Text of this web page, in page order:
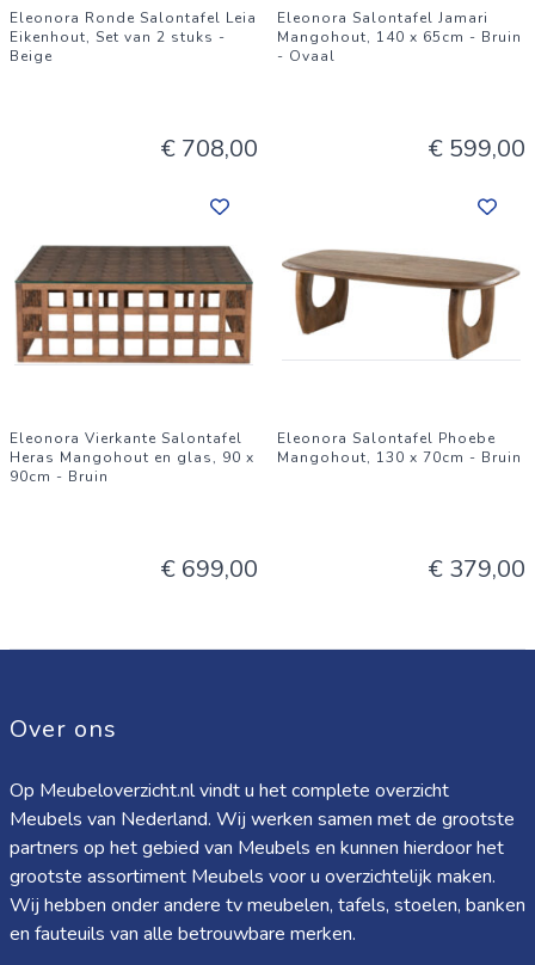
Eleonora Ronde Salontafel Leia
Eikenhout, Set van 2 stuks -
Beige
€ 708,00
Eleonora Salontafel Jamari
Mangohout, 140 x 65cm - Bruin
- Ovaal
€ 599,00
Eleonora Vierkante Salontafel
Heras Mangohout en glas, 90 x
90cm - Bruin
€ 699,00
Eleonora Salontafel Phoebe
Mangohout, 130 x 70cm - Bruin
€ 379,00
Over ons
Op Meubeloverzicht.nl vindt u het complete overzicht
Meubels van Nederland. Wij werken samen met de grootste
partners op het gebied van Meubels en kunnen hierdoor het
grootste assortiment Meubels voor u overzichtelijk maken.
Wij hebben onder andere tv meubelen, tafels, stoelen, banken
en fauteuils van alle betrouwbare merken.